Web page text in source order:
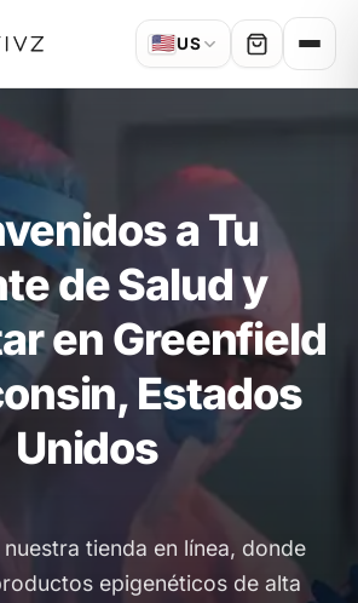
🇺🇸US
a Tu
de Salud y
en Greenfield
Estados
Unidos
tienda en línea, donde
epigenéticos de alta